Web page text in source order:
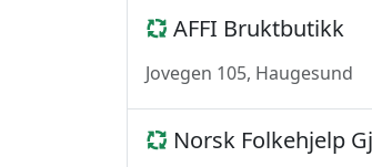
AFFI Bruktbutikk
Jovegen 105, Haugesund
Norsk Folkehjelp